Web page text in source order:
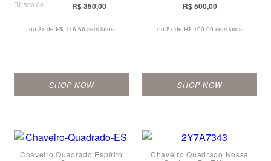
R$ 500,00 R$ 350,00
ou 3x de R$ 116,66 sem juros
SHOP NOW
R$ 500,00
ou 5x de R$ 100,00 sem juros
SHOP NOW
Chaveiro Quadrado Espírito
Chaveiro Quadrado Nossa